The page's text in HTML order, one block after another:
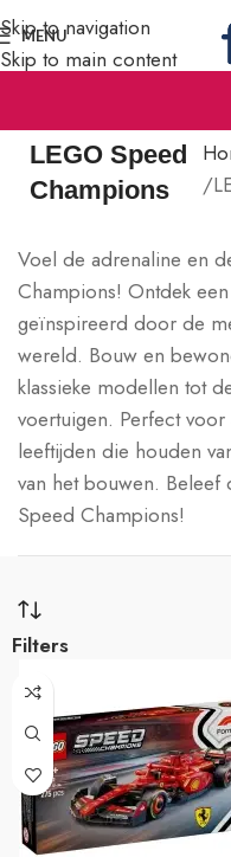
Skip to navigation
Skip to main content
MENU
LEGO Speed
Champions
Voel de adrenaline en
Champions! Ontdek
geïnspireerd door de
wereld. Bouw en
klassieke modellen tot
voertuigen. Perfect
leeftijden die houden
van het bouwen. Beleef
Speed Champions!
Filters